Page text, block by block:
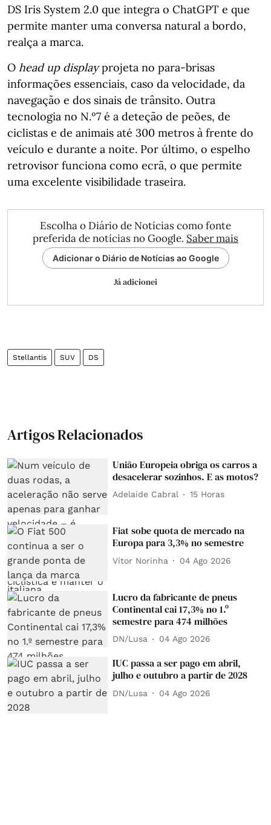
DS Iris System 2.0 que integra o ChatGPT e que
permite manter uma conversa natural a bordo,
realça a marca.
O head up displayprojeta no para-brisas
informações essenciais, caso da velocidade, da
navegação e dos sinais de trânsito. Outra
tecnologia no N.º7 é a deteção de peões, de
ciclistas e de animais até 300 metros à frente do
veículo e durante a noite. Por último, o espelho
retrovisor funciona como ecrã, o que permite
uma excelente visibilidade traseira.
Escolha o Diário de Notícias como fonte
preferida de notícias no Google. Saber mais
Adicionar o Diário de Notícias ao Google
Já adicionei
Stellantis SUV DS
Artigos Relacionados
União Europeia obriga os carros a
desacelerar sozinhos. E as motos?
Adelaide Cabral 15 Horas
Fiat sobe quota de mercado na
Europa para 3,3% no semestre
Vítor Norinha 04 Ago 2026
Lucro da fabricante de pneus
Continental cai 17,3% no 1.º
semestre para 474 milhões
DN/Lusa 04 Ago 2026
IUC passa a ser pago em abril,
julho e outubro a partir de 2028
DN/Lusa 04 Ago 2026